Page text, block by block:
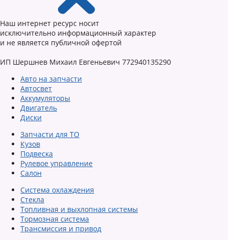
Наш интернет ресурс носит
исключительно информационный характер
и не является публичной офертой
ИП Шершнев Михаил Евгеньевич 772940135290
Авто на запчасти
Автосвет
Аккумуляторы
Двигатель
Диски
Запчасти для ТО
Кузов
Подвеска
Рулевое управление
Салон
Система охлаждения
Стекла
Топливная и выхлопная системы
Тормозная система
Трансмиссия и привод